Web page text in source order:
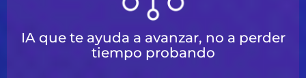
IA que te ayuda a avanzar, no a perder
tiempo probando